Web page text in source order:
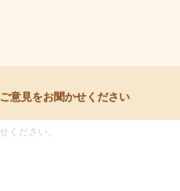
ご意見をお聞かせください